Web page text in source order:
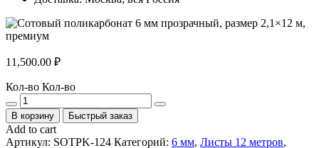
11,500.00 ₽
Кол-во Кол-во
В корзину Быстрый заказ
Add to cart
Артикул: SOTPK-124 Категорий: 6 мм, Листы 12 метров,